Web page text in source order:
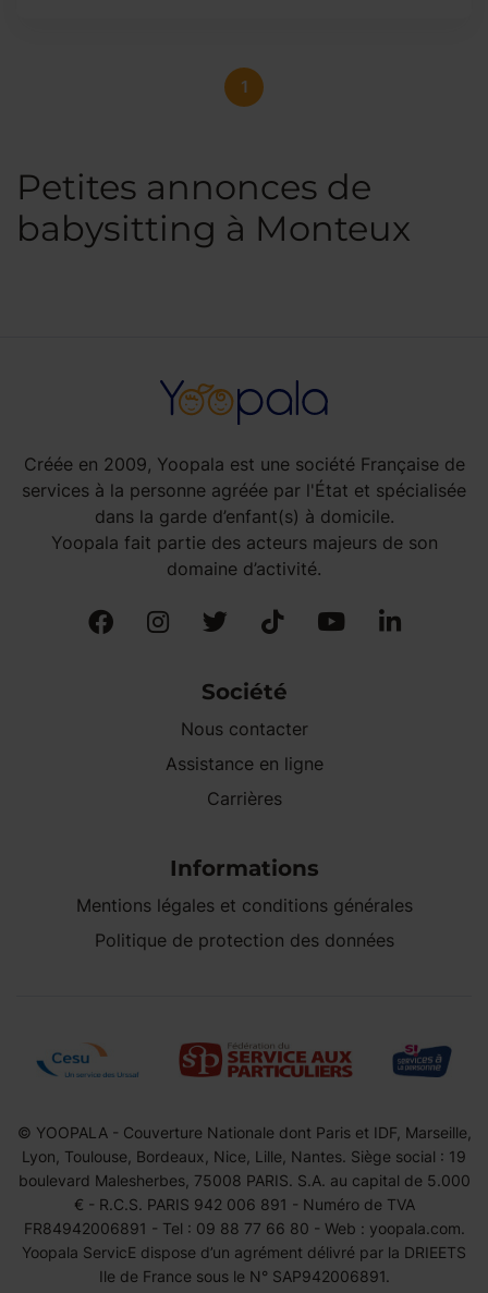
1
Petites annonces de
babysitting à Monteux
Créée en 2009, Yoopala est une société Française de
services à la personne agréée par l'État et spécialisée
dans la garde d’enfant(s) à domicile.
Yoopala fait partie des acteurs majeurs de son
domaine d’activité.
Société
Nous contacter
Assistance en ligne
Carrières
Informations
Mentions légales et conditions générales
Politique de protection des données
© YOOPALA - Couverture Nationale dont Paris et IDF, Marseille,
Lyon, Toulouse, Bordeaux, Nice, Lille, Nantes. Siège social : 19
boulevard Malesherbes, 75008 PARIS. S.A. au capital de 5.000
€ - R.C.S. PARIS 942 006 891 - Numéro de TVA
FR84942006891 - Tel : 09 88 77 66 80 - Web : yoopala.com.
Yoopala ServicE dispose d’un agrément délivré par la DRIEETS
Ile de France sous le N° SAP942006891.